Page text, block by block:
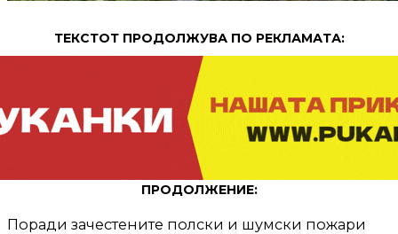
ТЕКСТОТ ПРОДОЛЖУВА ПО РЕКЛАМАТА:
ПРОДОЛЖЕНИЕ:
Поради зачестените полски и шумски пожари